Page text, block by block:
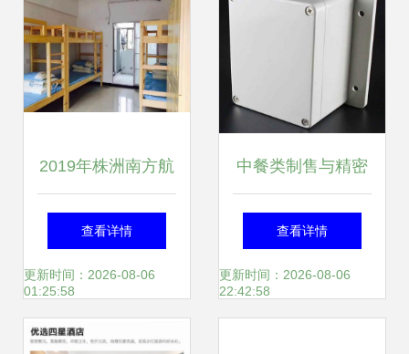
后就可上线推网托
达成最终期望形成
以上决策端呈现思
路；整改按优可查
设定算法再次规范
截保留提纲段束分
2019年株洲南方航
空高级技工学校宿
舍环境与防火安全
查看详情
更新时间：2026-08-06
01:25:58
中餐类制售与精密
注塑加工的跨界融
合 塑料模具的新兴
查看详情
更新时间：2026-08-06
22:42:58